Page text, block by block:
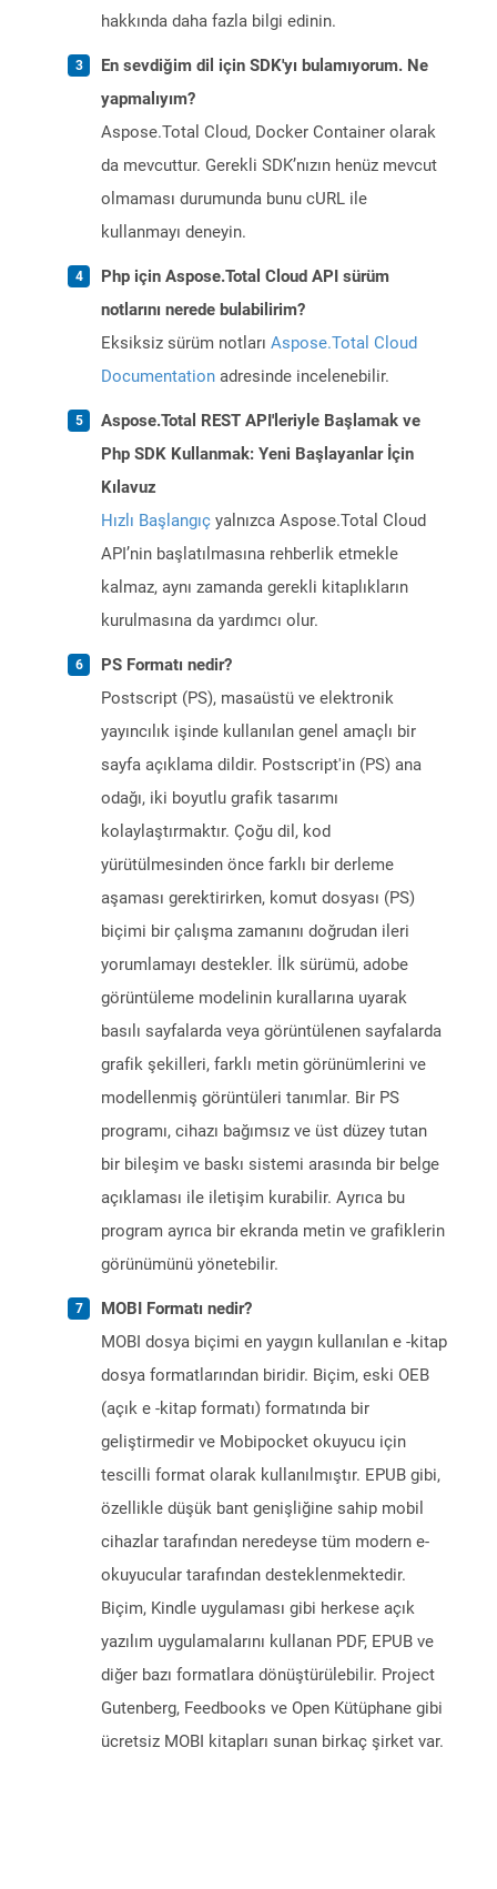
hakkında daha fazla bilgi edinin.
En sevdiğim dil için SDK'yı bulamıyorum. Ne
yapmalıyım?
Aspose.Total Cloud, Docker Container olarak
da mevcuttur. Gerekli SDK’nızın henüz mevcut
olmaması durumunda bunu cURL ile
kullanmayı deneyin.
Php için Aspose.Total Cloud API sürüm
notlarını nerede bulabilirim?
Eksiksiz sürüm notları Aspose.Total Cloud
Documentation adresinde incelenebilir.
Aspose.Total REST API'leriyle Başlamak ve
Php SDK Kullanmak: Yeni Başlayanlar İçin
Kılavuz
Hızlı Başlangıç yalnızca Aspose.Total Cloud
API’nin başlatılmasına rehberlik etmekle
kalmaz, aynı zamanda gerekli kitaplıkların
kurulmasına da yardımcı olur.
PS Formatı nedir?
Postscript (PS), masaüstü ve elektronik
yayıncılık işinde kullanılan genel amaçlı bir
sayfa açıklama dildir. Postscript'in (PS) ana
odağı, iki boyutlu grafik tasarımı
kolaylaştırmaktır. Çoğu dil, kod
yürütülmesinden önce farklı bir derleme
aşaması gerektirirken, komut dosyası (PS)
biçimi bir çalışma zamanını doğrudan ileri
yorumlamayı destekler. İlk sürümü, adobe
görüntüleme modelinin kurallarına uyarak
basılı sayfalarda veya görüntülenen sayfalarda
grafik şekilleri, farklı metin görünümlerini ve
modellenmiş görüntüleri tanımlar. Bir PS
programı, cihazı bağımsız ve üst düzey tutan
bir bileşim ve baskı sistemi arasında bir belge
açıklaması ile iletişim kurabilir. Ayrıca bu
program ayrıca bir ekranda metin ve grafiklerin
görünümünü yönetebilir.
MOBI Formatı nedir?
MOBI dosya biçimi en yaygın kullanılan e -kitap
dosya formatlarından biridir. Biçim, eski OEB
(açık e -kitap formatı) formatında bir
geliştirmedir ve Mobipocket okuyucu için
tescilli format olarak kullanılmıştır. EPUB gibi,
özellikle düşük bant genişliğine sahip mobil
cihazlar tarafından neredeyse tüm modern e-
okuyucular tarafından desteklenmektedir.
Biçim, Kindle uygulaması gibi herkese açık
yazılım uygulamalarını kullanan PDF, EPUB ve
diğer bazı formatlara dönüştürülebilir. Project
Gutenberg, Feedbooks ve Open Kütüphane gibi
ücretsiz MOBI kitapları sunan birkaç şirket var.